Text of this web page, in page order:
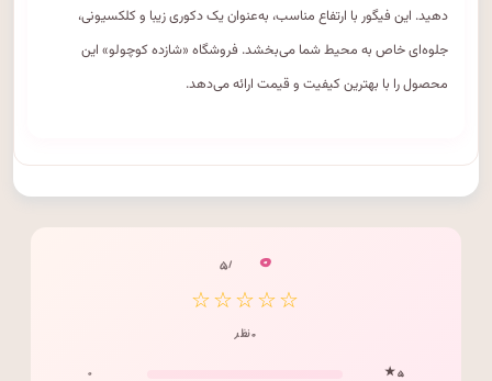
دهید. این فیگور با ارتفاع مناسب، به‌عنوان یک دکوری زیبا و کلکسیونی،
جلوه‌ای خاص به محیط شما می‌بخشد. فروشگاه «شازده کوچولو» این
محصول را با بهترین کیفیت و قیمت ارائه می‌دهد.
۰ / ۵
☆☆☆☆☆
۰ نظر
۵ ★ ۰